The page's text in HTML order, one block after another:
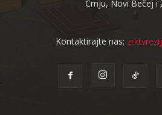
Crnju, Novi Bečej i
Kontaktirajte nas: